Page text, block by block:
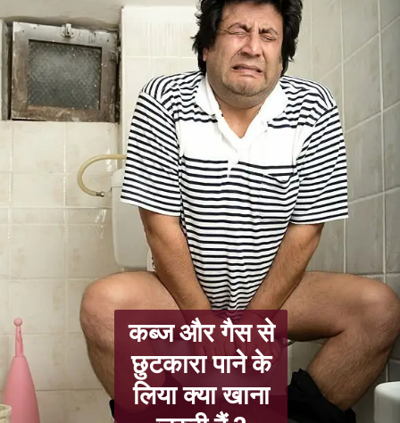
कब्ज और गैस से
छुटकारा पाने के
लिया क्या खाना